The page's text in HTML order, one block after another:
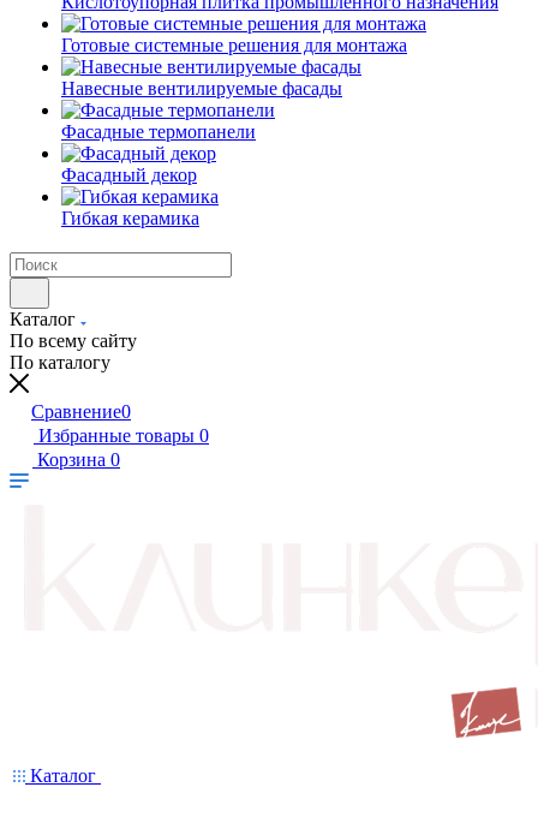
Готовые системные решения для монтажа
Навесные вентилируемые фасады
Фасадные термопанели
Фасадный декор
Гибкая керамика
Каталог
По всему сайту
По каталогу
Сравнение0
Избранные товары 0
Корзина 0
Каталог